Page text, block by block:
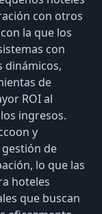
con otros
la que los
con
dinámicos,
de
ROI al
ingresos.
y
de
lo que las
hoteles
que buscan